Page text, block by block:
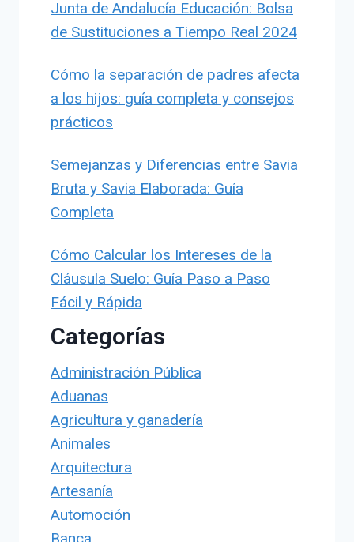
Junta de Andalucía Educación: Bolsa
de Sustituciones a Tiempo Real 2024
Cómo la separación de padres afecta
a los hijos: guía completa y consejos
prácticos
Semejanzas y Diferencias entre Savia
Bruta y Savia Elaborada: Guía
Completa
Cómo Calcular los Intereses de la
Cláusula Suelo: Guía Paso a Paso
Fácil y Rápida
Categorías
Administración Pública
Aduanas
Agricultura y ganadería
Animales
Arquitectura
Artesanía
Automoción
Banca